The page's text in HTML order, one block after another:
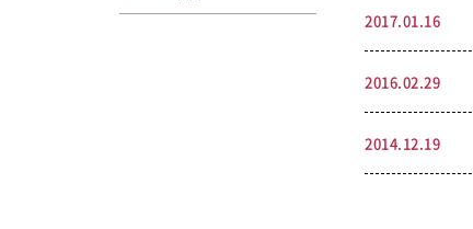
2017.01.16
2016.02.29
2014.12.19